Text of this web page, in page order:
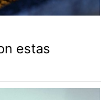
estas